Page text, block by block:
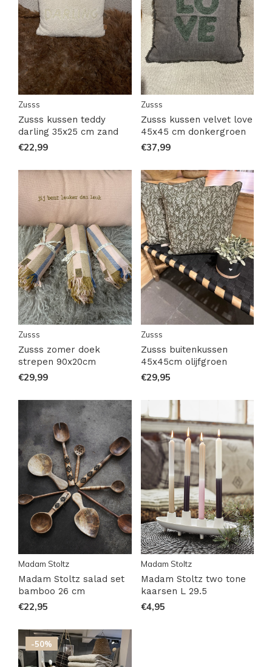
Zusss
Zusss kussen teddy
darling 35x25 cm zand
€22,99
Zusss
Zusss kussen velvet love
45x45 cm donkergroen
€37,99
Zusss
Zusss zomer doek
strepen 90x20cm
€29,99
Zusss
Zusss buitenkussen
45x45cm olijfgroen
€29,95
Madam Stoltz
Madam Stoltz salad set
bamboo 26 cm
€22,95
Madam Stoltz
Madam Stoltz two tone
kaarsen L 29.5
€4,95
-50%